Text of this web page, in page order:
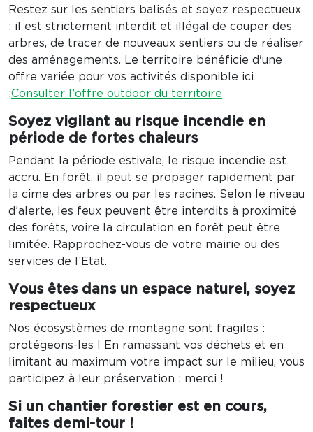
Restez sur les sentiers balisés et soyez respectueux
: il est strictement interdit et illégal de couper des
arbres, de tracer de nouveaux sentiers ou de réaliser
des aménagements. Le territoire bénéficie d'une
offre variée pour vos activités disponible ici
:Consulter l’offre outdoor du territoire
Soyez vigilant au risque incendie en
période de fortes chaleurs
Pendant la période estivale, le risque incendie est
accru. En forêt, il peut se propager rapidement par
la cime des arbres ou par les racines. Selon le niveau
d’alerte, les feux peuvent être interdits à proximité
des forêts, voire la circulation en forêt peut être
limitée. Rapprochez-vous de votre mairie ou des
services de l’Etat.
Vous êtes dans un espace naturel, soyez
respectueux
Nos écosystèmes de montagne sont fragiles :
protégeons-les ! En ramassant vos déchets et en
limitant au maximum votre impact sur le milieu, vous
participez à leur préservation : merci !
Si un chantier forestier est en cours,
faites demi-tour !